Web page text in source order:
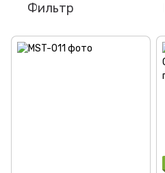
Фильтр